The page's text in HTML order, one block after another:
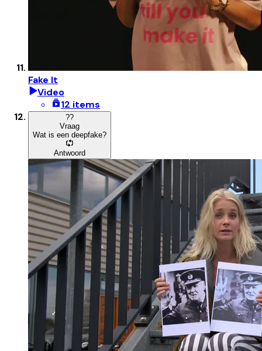
Fake It
Video
12 items
??
Vraag
Wat is een deepfake?
Antwoord